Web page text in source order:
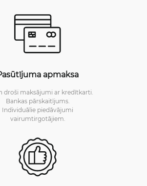
apmaksa
droši maksājumi ar kredītkarti.
Bankas pārskaitījums.
Individuālie piedāvājumi
vairumtirgotājiem.